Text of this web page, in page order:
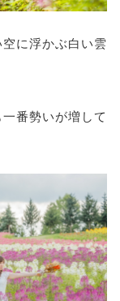
に浮かぶ白い雲
番勢いが増して